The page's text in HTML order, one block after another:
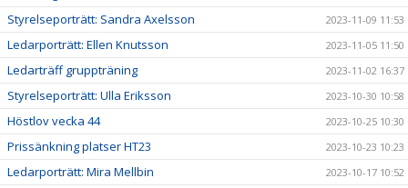
Styrelseporträtt: Sandra Axelsson 2023-11-09 11:53
Ledarporträtt: Ellen Knutsson 2023-11-05 11:50
Ledarträff gruppträning 2023-11-02 16:37
Styrelseporträtt: Ulla Eriksson 2023-10-30 10:58
Höstlov vecka 44 2023-10-25 10:30
Prissänkning platser HT23 2023-10-23 10:23
Ledarporträtt: Mira Mellbin 2023-10-17 10:52